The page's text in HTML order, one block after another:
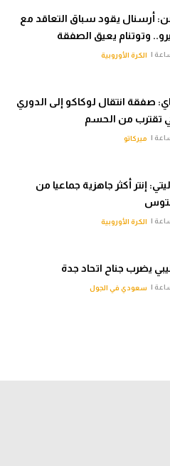
أرسنال يقود سباق التعاقد مع
وتوتنام يعيق الصفقة
| الكرة الأوروبية
صفقة انتقال لوكاكو إلى الدوري
تقترب من الحسم
| ميركاتو
إنتر أكثر جاهزية جماعيا من
| الكرة الأوروبية
يضرب جناح اتحاد جدة
| سعودي في الجول